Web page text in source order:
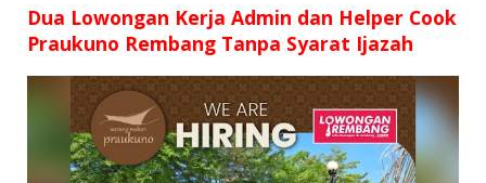
D3
Dua Lowongan Kerja Admin dan Helper Cook
Praukuno Rembang Tanpa Syarat Ijazah